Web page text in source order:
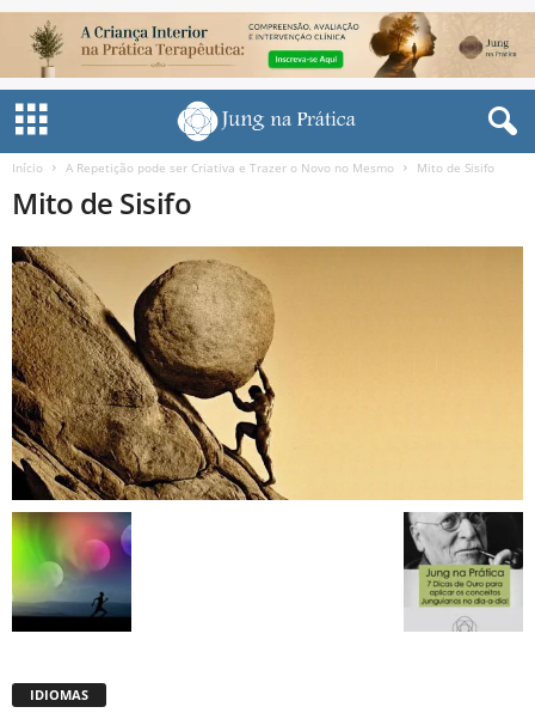
Início A Repetição pode ser Criativa e Trazer o Novo no Mesmo Mito de Sisifo
Mito de Sisifo
IDIOMAS